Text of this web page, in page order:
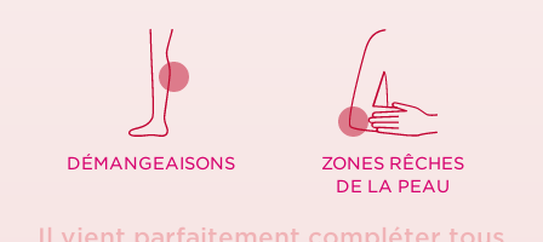
DÉMANGEAISONS
ZONES RÊCHES
DE LA PEAU